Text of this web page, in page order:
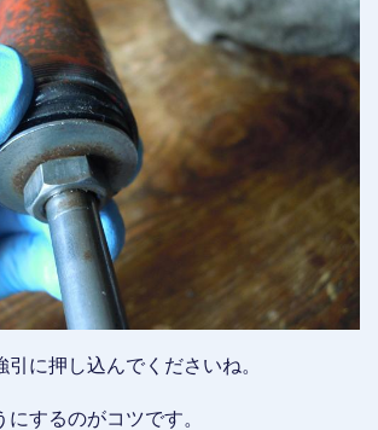
に押し込んでくださいね。
するのがコツです。